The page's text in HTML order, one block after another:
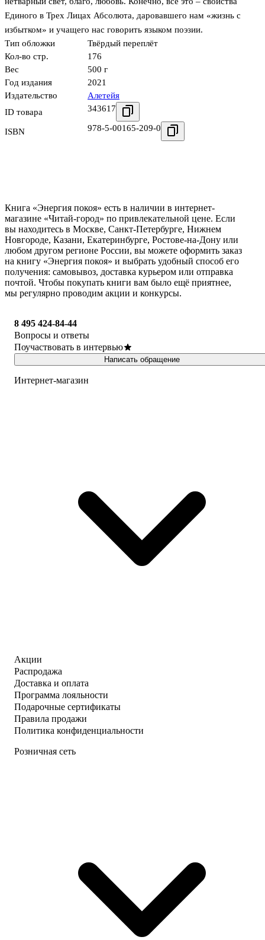
Единого в Трех Лицах Абсолюта, даровавшего нам «жизнь с
избытком» и учащего нас говорить языком поэзии.
Тип обложки
Твёрдый переплёт
Кол-во стр.
176
Вес
500 г
Год издания
2021
Издательство
Алетейя
ID товара
343617
ISBN 978-5-00165-209-0
Книга «Энергия покоя» есть в наличии в интернет-
магазине «Читай-город» по привлекательной цене. Если
вы находитесь в Москве, Санкт-Петербурге, Нижнем
Новгороде, Казани, Екатеринбурге, Ростове-на-Дону или
любом другом регионе России, вы можете оформить заказ
на книгу «Энергия покоя» и выбрать удобный способ его
получения: самовывоз, доставка курьером или отправка
почтой. Чтобы покупать книги вам было ещё приятнее,
мы регулярно проводим акции и конкурсы.
8 495 424-84-44
Вопросы и ответы
Поучаствовать в интервью
Написать обращение
Интернет-магазин
Акции
Распродажа
Доставка и оплата
Программа лояльности
Подарочные сертификаты
Правила продажи
Политика конфиденциальности
Розничная сеть